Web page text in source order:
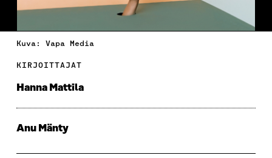
Kuva: Vapa Media
KIRJOITTAJAT
Hanna Mattila
Anu Mänty